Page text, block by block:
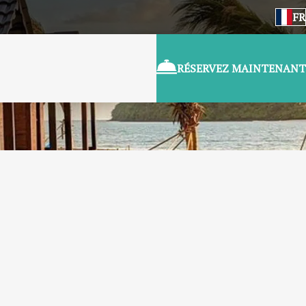
FR
RÉSERVEZ MAINTENANT